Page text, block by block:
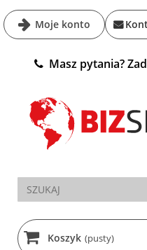
Moje konto
Masz pytania?
Koszyk (pusty)